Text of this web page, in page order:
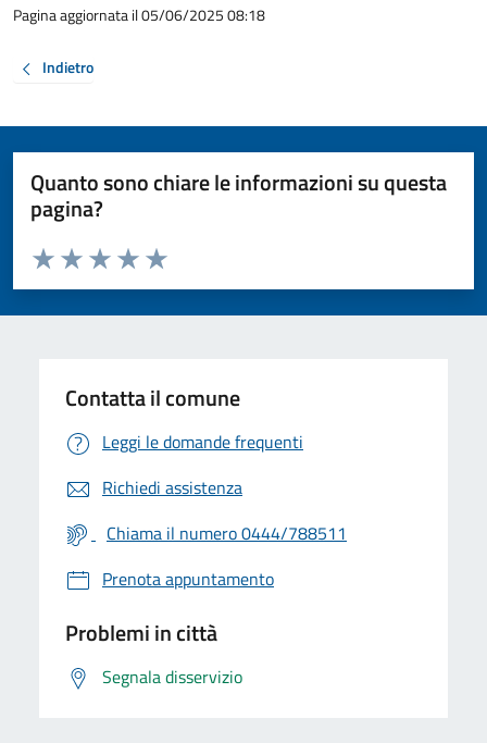
Pagina aggiornata il 05/06/2025 08:18
Indietro
Quanto sono chiare le informazioni su questa
pagina?
Valuta da 1 a 5 stelle la pagina
Valuta 5 stelle su 5
Valuta 4 stelle su 5
Valuta 3 stelle su 5
Valuta 2 stelle su 5
Valuta 1 stelle su 5
Contatta il comune
Leggi le domande frequenti
Richiedi assistenza
Chiama il numero 0444/788511
Prenota appuntamento
Problemi in città
Segnala disservizio